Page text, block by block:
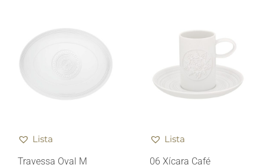
Lista
Travessa Oval M
Lista
06 Xícara Café